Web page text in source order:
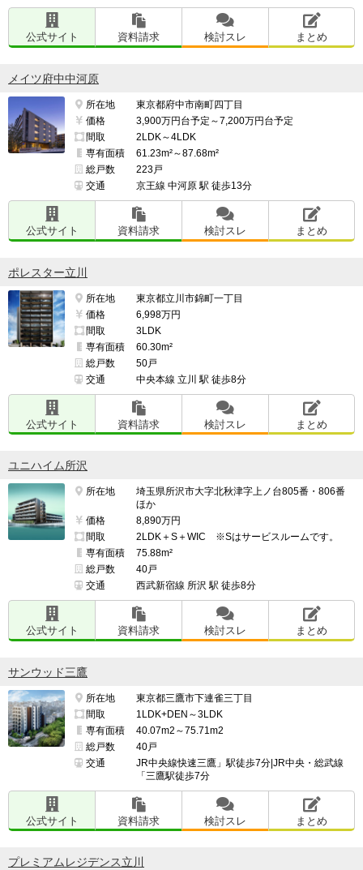
共用部分を毎日掃除してくれている。
ゴミも24時間出せて便利。
ゴミ置き場も毎日掃除してくれてます。
特にないです。
━━━━━━━━━━━━━━━━━━━
このマンションの最も良い点
子育てがしやすい。
買い物も便利で車を持ってなくても不便を感じなさそ
う。
中央線もアクセスしやすい。
管理費や積立金が検討していた中で安かった。
━━━━━━━━━━━━━━━━━━━
このマンションの最も残念な点
━━━━━━━━━━━━━━━━━━━
駅近がいい人には向いてません。
並行して検討したマンション名
━━━━━━━━━━━━━━━━━━━
検討スレ：https://www.e-mansion.co.jp/bbs/th...
住民スレ：https://www.e-mansion.co.jp/bbs/th...
上石神井公園
━━━━━━━━━━━━━━━━━━━
━━━━━━━━━━━━━━━━━━━
公式サイト 資料請求 検討スレ まとめ
メイツ府中中河原
所在地
東京都府中市南町四丁目
価格
3,900万円台予定～7,200万円台予定
間取
2LDK～4LDK
専有面積
61.23m²～87.68m²
総戸数
223戸
交通
京王線 中河原 駅 徒歩13分
公式サイト 資料請求 検討スレ まとめ
ポレスター立川
所在地
東京都立川市錦町一丁目
価格
6,998万円
間取
3LDK
専有面積
60.30m²
総戸数
50戸
交通
中央本線 立川 駅 徒歩8分
公式サイト 資料請求 検討スレ まとめ
ユニハイム所沢
所在地
埼玉県所沢市大字北秋津字上ノ台805番・806番
ほか
価格
8,890万円
間取
2LDK＋S＋WIC ※Sはサービスルームです。
専有面積
75.88m²
総戸数
40戸
交通
西武新宿線 所沢 駅 徒歩8分
公式サイト 資料請求 検討スレ まとめ
サンウッド三鷹
所在地
東京都三鷹市下連雀三丁目
間取
1LDK+DEN～3LDK
専有面積
40.07m2～75.71m2
総戸数
40戸
交通
JR中央線快速三鷹」駅徒歩7分|JR中央・総武線
「三鷹駅徒歩7分
公式サイト 資料請求 検討スレ まとめ
プレミアムレジデンス立川